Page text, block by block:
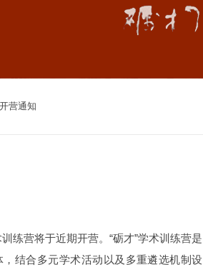
营通知
练营将于近期开营。“砺才”学术训练营是
结合多元学术活动以及多重遴选机制设